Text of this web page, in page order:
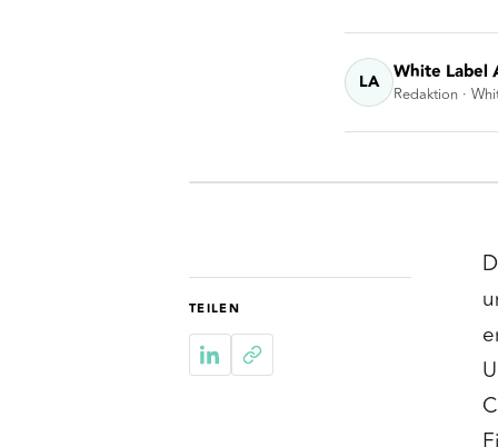
LA White Label
Redaktion ·
TEILEN